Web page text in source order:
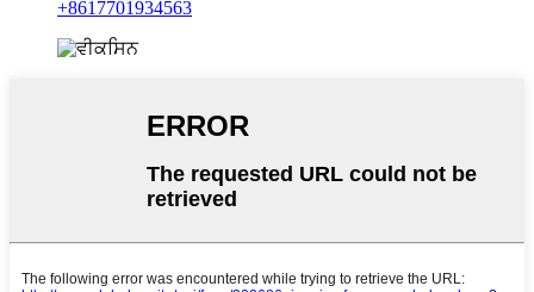
+8617701934563